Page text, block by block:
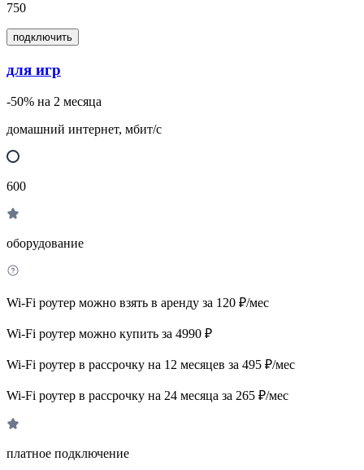
750
подключить
для игр
-50% на 2 месяца
домашний интернет, мбит/с
600
оборудование
Wi-Fi роутер можно взять в аренду за 120 ₽/мес
Wi-Fi роутер можно купить за 4990 ₽
Wi-Fi роутер в рассрочку на 12 месяцев за 495 ₽/мес
Wi-Fi роутер в рассрочку на 24 месяца за 265 ₽/мес
платное подключение